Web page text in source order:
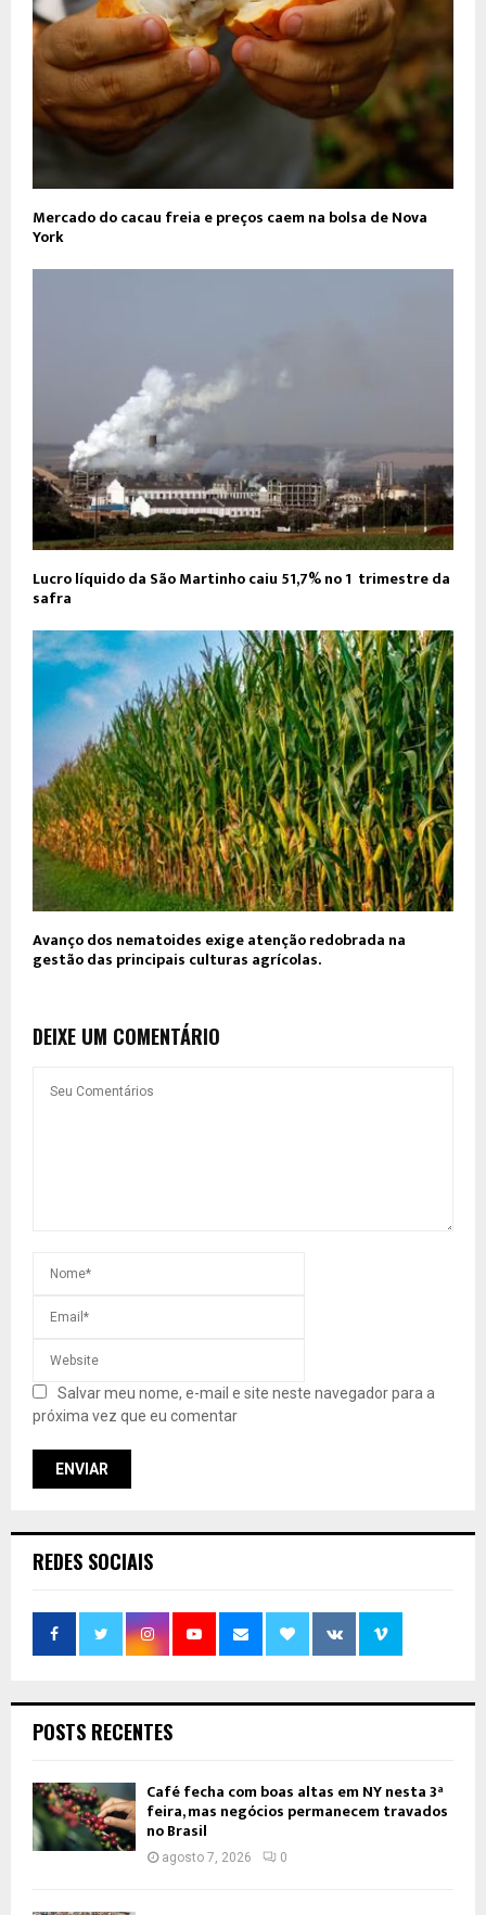
Mercado do cacau freia e preços caem na bolsa de Nova
York
Lucro líquido da São Martinho caiu 51,7% no 1º trimestre da
safra
Avanço dos nematoides exige atenção redobrada na
gestão das principais culturas agrícolas.
DEIXE UM COMENTÁRIO
Salvar meu nome, e-mail e site neste navegador para a
próxima vez que eu comentar
REDES SOCIAIS
POSTS RECENTES
Café fecha com boas altas em NY nesta 3ª
feira, mas negócios permanecem travados
no Brasil
agosto 7, 2026 0